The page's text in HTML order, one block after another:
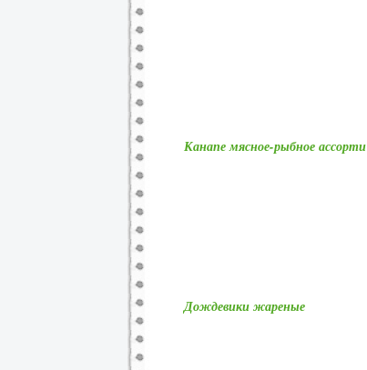
Канапе мясное-рыбное ассорти
Дождевики жареные